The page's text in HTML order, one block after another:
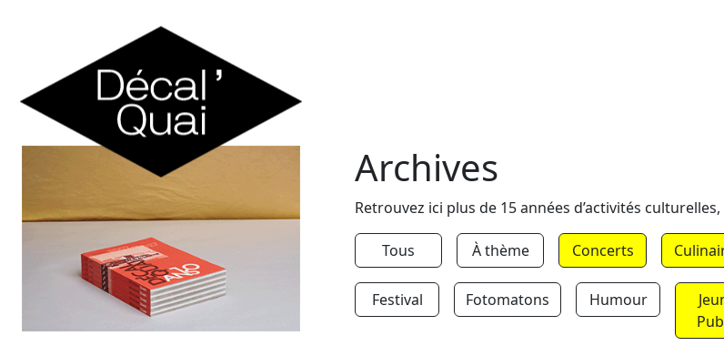
Archives
Retrouvez ici plus de 15 années d’activités
Tous À thème Concerts
Festival Fotomatons Humour